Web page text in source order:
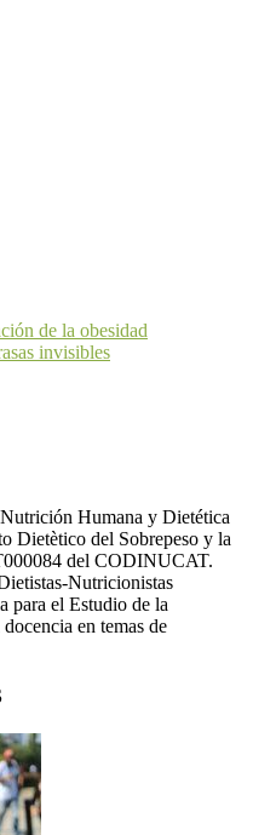
de la obesidad
invisibles
Humana y Dietética
Dietètico del Sobrepeso y la
del CODINUCAT.
Nutricionistas
para el Estudio de la
en temas de